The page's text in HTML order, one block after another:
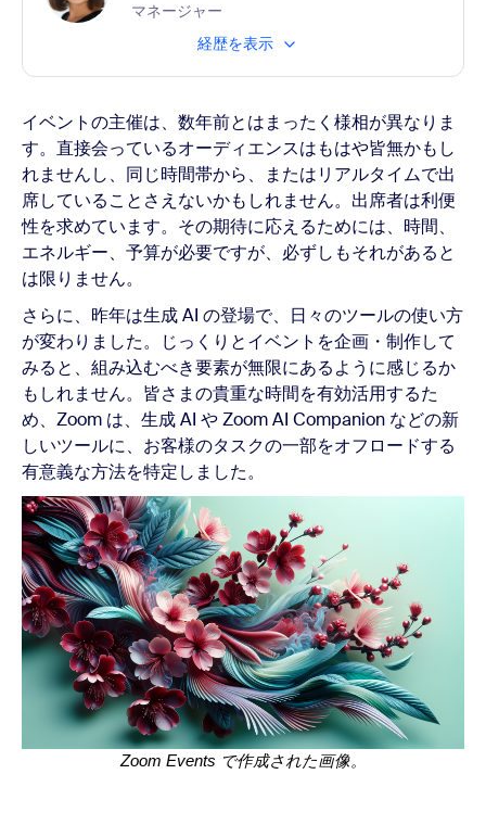
マネージャー
経歴を表示
イベントの主催は、数年前とはまったく様相が異なりま
す。直接会っているオーディエンスはもはや皆無かもし
れませんし、同じ時間帯から、またはリアルタイムで出
席していることさえないかもしれません。出席者は利便
性を求めています。その期待に応えるためには、時間、
エネルギー、予算が必要ですが、必ずしもそれがあると
は限りません。
さらに、昨年は生成 AI の登場で、日々のツールの使い方
が変わりました。じっくりとイベントを企画・制作して
みると、組み込むべき要素が無限にあるように感じるか
もしれません。皆さまの貴重な時間を有効活用するた
め、Zoom は、生成 AI や Zoom AI Companion などの新
しいツールに、お客様のタスクの一部をオフロードする
有意義な方法を特定しました。
Zoom Events で作成された画像。